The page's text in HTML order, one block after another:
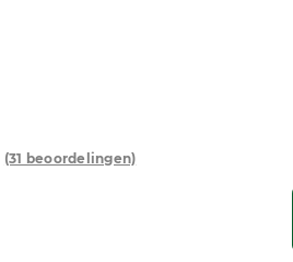
(31 beoordelingen)